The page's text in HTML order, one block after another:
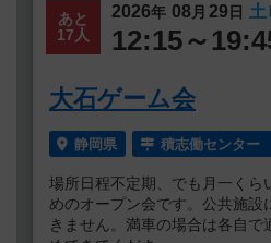
あと
17人
2026年 08 月 29日 土
12:15～
大石ゲーム会
静岡県 積志働センター
場所日程不定期、でも月一くら
めのオープン会です。公共施設
きません。満車の場合は各自で